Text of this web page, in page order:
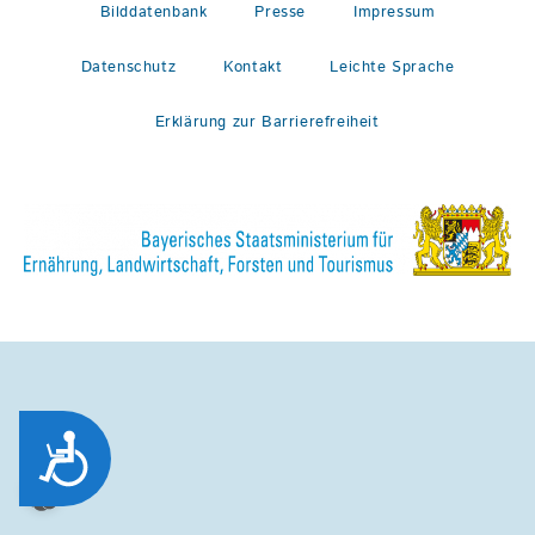
Zug&auml;nglichkeit
Bilddatenbank Presse Impressum
Datenschutz Kontakt Leichte Sprache
Erklärung zur Barrierefreiheit